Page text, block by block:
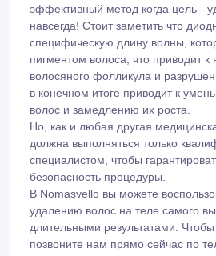
эффективный метод когда цель -
навсегда! Стоит заметить что
специфическую длину волны,
пигментом волоса, что приводит к
волосяного фолликула и
в конечном итоге приводит к
волос и замедлению их роста.
Но, как и любая другая
должна выполняться только
специалистом, чтобы
безопасность процедуры.
В Nomasvello вы можете
удалению волос на теле самого
длительными результатами. Чтобы
позвоните нам прямо сейчас по